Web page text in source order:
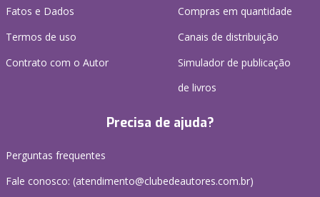
Fatos e Dados
Termos de uso
Contrato com o Autor
Compras em quantidade
Canais de distribuição
Simulador de publicação
de livros
Precisa de ajuda?
Perguntas frequentes
Fale conosco: (atendimento@clubedeautores.com.br)